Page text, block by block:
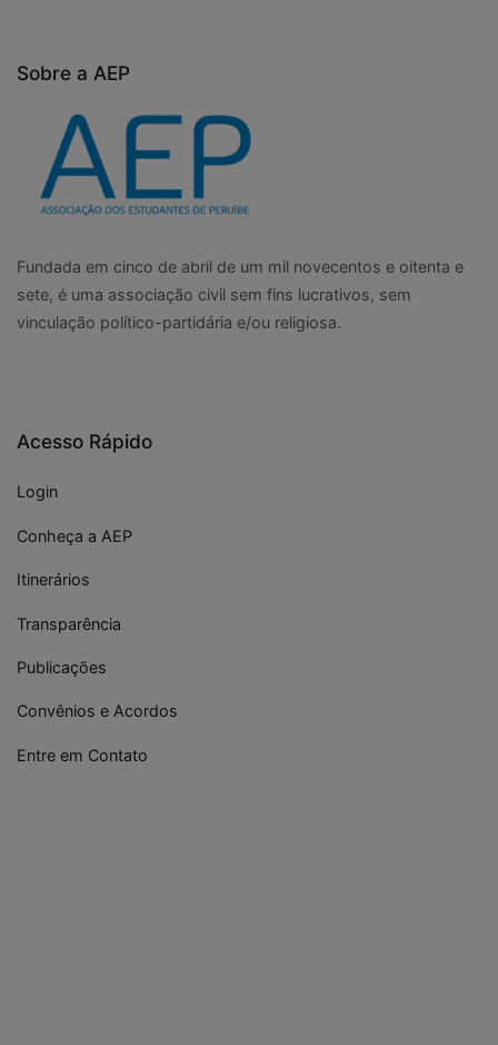
Sobre a AEP
Fundada em cinco de abril de um mil novecentos e oitenta e
sete, é uma associação civil sem fins lucrativos, sem
vinculação político-partidária e/ou religiosa.
Acesso Rápido
Login
Conheça a AEP
Itinerários
Transparência
Publicações
Convênios e Acordos
Entre em Contato